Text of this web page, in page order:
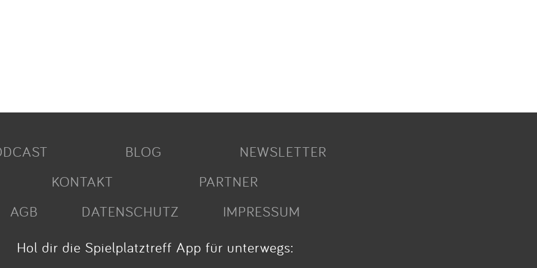
BLOG
NEWSLETTER
KONTAKT
PARTNER
AGB
DATENSCHUTZ
IMPRESSUM
Hol dir die Spielplatztreff App für unterwegs: